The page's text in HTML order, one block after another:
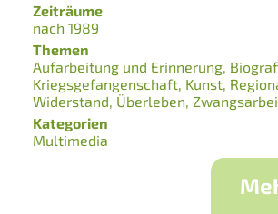
Zeiträume
nach 1989
Themen
Aufarbeitung und Erinnerung
Kriegsgefangenschaft Kunst
Widerstand Überleben
Kategorien
Multimedia